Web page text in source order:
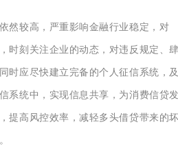
然较高，严重影响金融行业稳定，对
时刻关注企业的动态，对违反规定、
时应尽快建立完备的个人征信系统，
系统中，实现信息共享，为消费信贷
提高风控效率，减轻多头借贷带来的